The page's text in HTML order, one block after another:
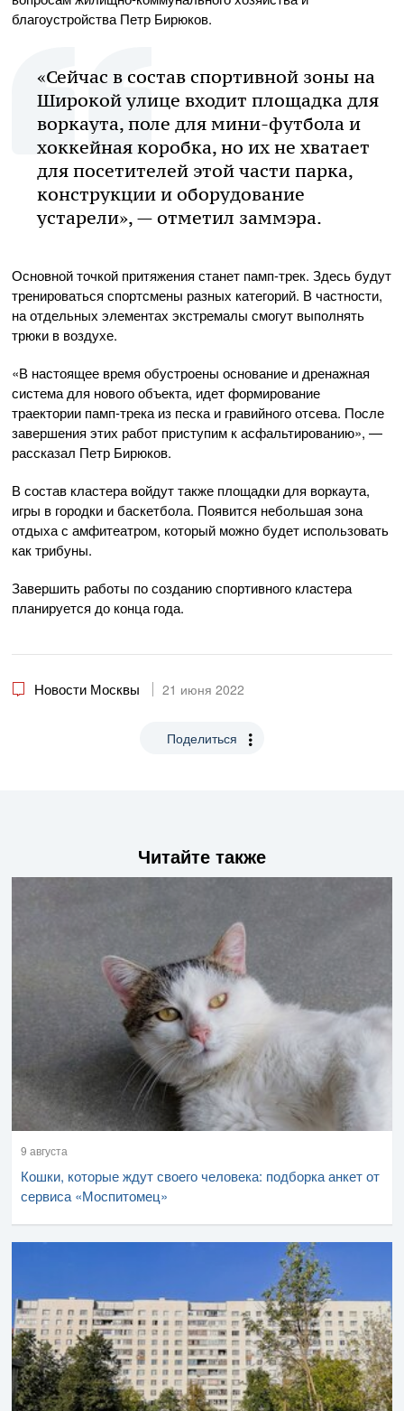
благоустройства Петр Бирюков.
«Сейчас в состав спортивной зоны на
Широкой улице входит площадка для
воркаута, поле для мини-футбола и
хоккейная коробка, но их не хватает
для посетителей этой части парка,
конструкции и оборудование
устарели», — отметил заммэра.
Основной точкой притяжения станет памп-трек. Здесь будут
тренироваться спортсмены разных категорий. В частности,
на отдельных элементах экстремалы смогут выполнять
трюки в воздухе.
«В настоящее время обустроены основание и дренажная
система для нового объекта, идет формирование
траектории памп-трека из песка и гравийного отсева. После
завершения этих работ приступим к асфальтированию», —
рассказал Петр Бирюков.
В состав кластера войдут также площадки для воркаута,
игры в городки и баскетбола. Появится небольшая зона
отдыха с амфитеатром, который можно будет использовать
как трибуны.
Завершить работы по созданию спортивного кластера
планируется до конца года.
Новости Москвы 21 июня 2022
Поделиться
Читайте также
9 августа
Кошки, которые ждут своего человека: подборка анкет от
сервиса «Моспитомец»